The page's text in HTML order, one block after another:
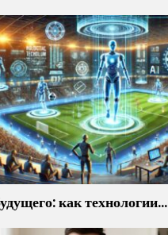
как технологии…